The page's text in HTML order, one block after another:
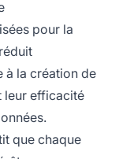
pour la
à la création de
leur efficacité
que chaque